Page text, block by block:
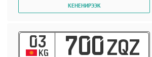
03
KG 700 ZQZ